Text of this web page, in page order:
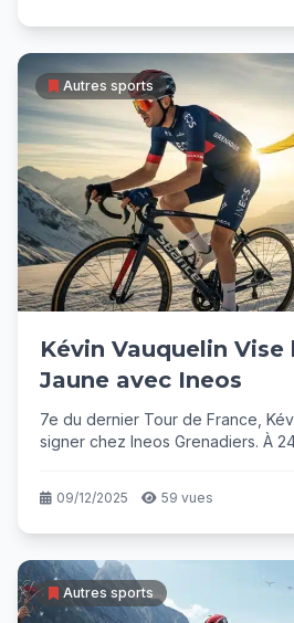
Autres sports
Kévin Vauquelin
Jaune avec Ineos
7e du dernier Tour de France,
signer chez Ineos Grenadiers. À
09/12/2025 59 vues
Autres sports